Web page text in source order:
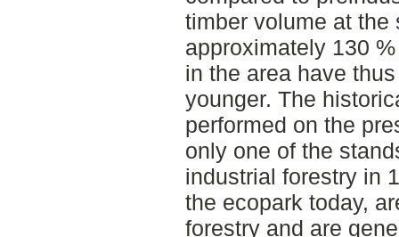
timber volume at
approximately 130
in the area have
younger. The
performed on the
only one of the
industrial forestry in
the ecopark today,
forestry and are